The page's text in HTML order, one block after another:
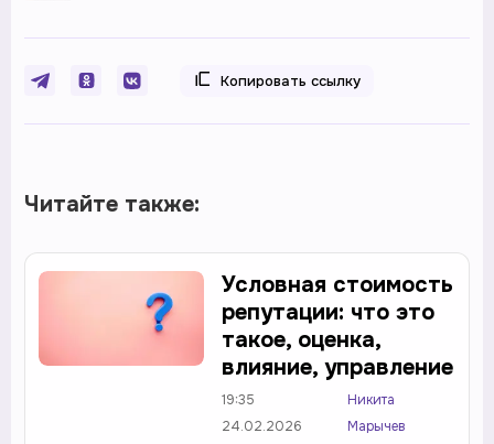
Копировать ссылку
Читайте также:
Условная стоимость
репутации: что это
такое, оценка,
влияние, управление
19:35
24.02.2026
Никита
Марычев